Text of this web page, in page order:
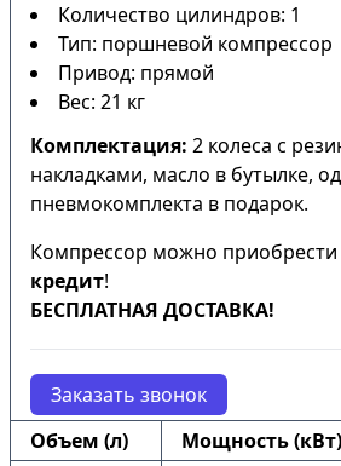
Количество цилиндров: 1
Тип: поршневой компрессор
Привод: прямой
Вес: 21 кг
Комплектация: 2 колеса с
накладками, масло в бутылке,
пневмокомплекта в подарок.
Компрессор можно приобрести
кредит!
БЕСПЛАТНАЯ ДОСТАВКА!
Заказать звонок
Объем (л)
Мощность (кВт)